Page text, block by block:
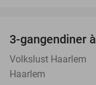
3-gangendiner
Volkslust Haarlem
Haarlem